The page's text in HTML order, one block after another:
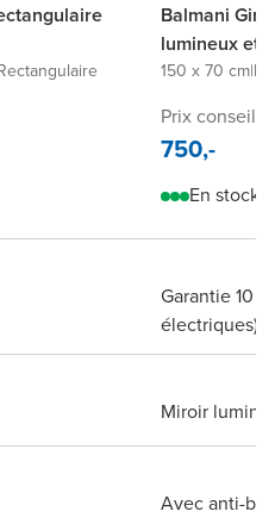
Balmani
lumineux et
150 x 70 cm|
Prix
750,-
En stock
Garantie 10
électriques)
Miroir
Avec anti-